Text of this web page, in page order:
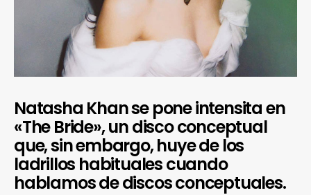
Natasha Khan se pone intensita en
«The Bride», un disco conceptual
que, sin embargo, huye de los
ladrillos habituales cuando
hablamos de discos conceptuales.